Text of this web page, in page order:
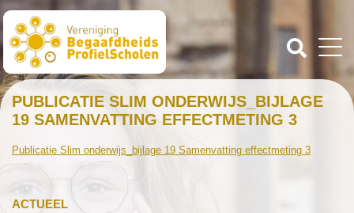
ACTUEEL
PUBLICATIE SLIM ONDERWIJS_BIJLAGE
19 SAMENVATTING EFFECTMETING 3
Publicatie Slim onderwijs_bijlage 19 Samenvatting effectmeting 3